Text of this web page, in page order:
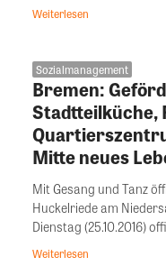
Weiterlesen
Sozialmanagement
Bremen:
Stadtteilküche,
Mitte neues
Mit Gesang und Tanz
Huckelriede am
Dienstag (25.10.2016)
Weiterlesen